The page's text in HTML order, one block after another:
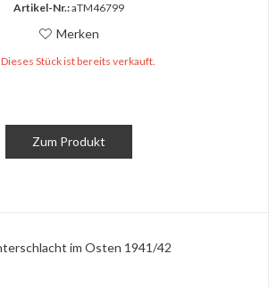
Artikel-Nr.:aTM46799
Merken
Dieses Stück ist bereits verkauft.
Zum Produkt